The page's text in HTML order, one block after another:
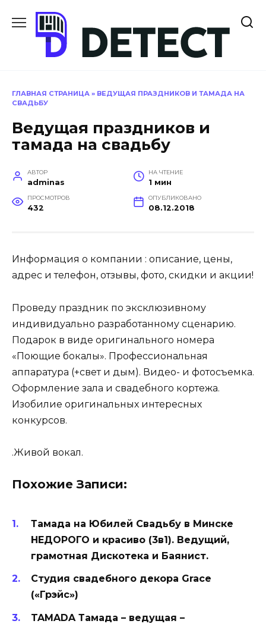
содержанию
ГЛАВНАЯ СТРАНИЦА » ВЕДУЩАЯ ПРАЗДНИКОВ И ТАМАДА НА
СВАДЬБУ
Ведущая праздников и
тамада на свадьбу
АВТОР
adminas
НА ЧТЕНИЕ
1 мин
ПРОСМОТРОВ
432
ОПУБЛИКОВАНО
08.12.2018
Информация о компании : описание, цены,
адрес и телефон, отзывы, фото, скидки и акции!
Проведу праздник по эксклюзивному
индивидуально разработанному сценарию.
Подарок в виде оригинального номера
«Поющие бокалы». Профессиональная
аппаратура (+свет и дым). Видео- и фотосъемка.
Оформление зала и свадебного кортежа.
Изобилие оригинальных интересных
конкурсов.
.Живой вокал.
Похожие Записи:
Тамада на Юбилей Свадьбу в Минске
НЕДОРОГО и красиво (3в1). Ведущий,
грамотная Дискотека и Баянист.
Студия свадебного декора Grace
(«Грэйс»)
TAMADA Тамада – ведущая –